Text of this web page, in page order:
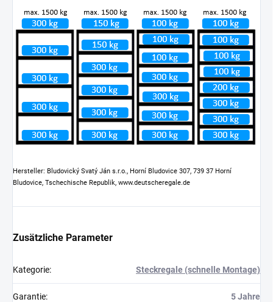
Hersteller: Bludovický Svatý Ján s.r.o., Horní Bludovice 307, 739 37 Horní
Bludovice, Tschechische Republik, www.deutscheregale.de
Zusätzliche Parameter
Kategorie: Steckregale (schnelle Montage)
Garantie: 5 Jahre